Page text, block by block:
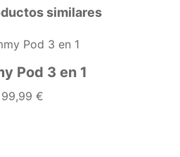
similares
Pod 3 en 1
99,99 €